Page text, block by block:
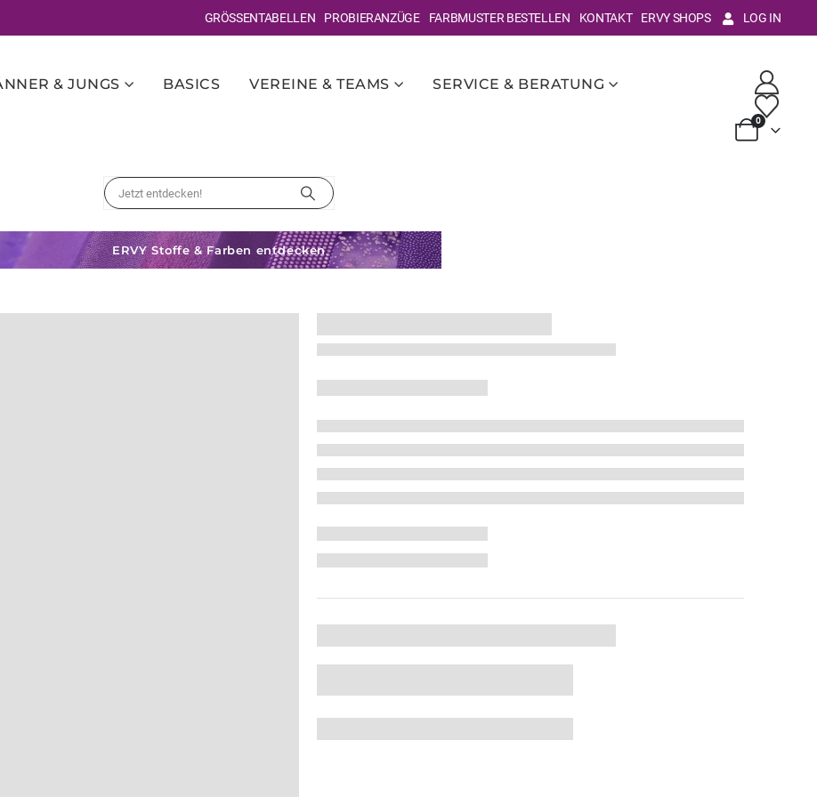
GRÖSSENTABELLEN PROBIERANZÜGE FARBMUSTER BESTELLEN KONTAKT ERVY SHOPS LOG IN
& JUNGS BASICS VEREINE & TEAMS SERVICE & BERATUNG
0
ERVY Stoffe & Farben entdecken